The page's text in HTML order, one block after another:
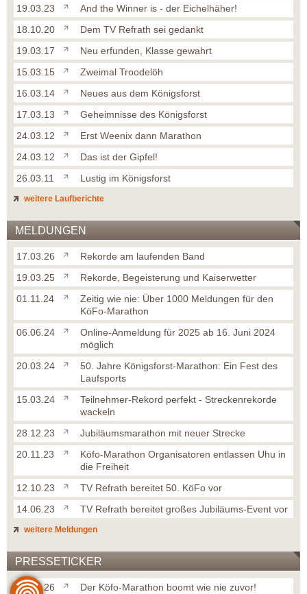
19.03.23
And the Winner is - der Eichelhäher!
18.10.20
Dem TV Refrath sei gedankt
19.03.17
Neu erfunden, Klasse gewahrt
15.03.15
Zweimal Troodelöh
16.03.14
Neues aus dem Königsforst
17.03.13
Geheimnisse des Königsforst
24.03.12
Erst Weenix dann Marathon
24.03.12
Das ist der Gipfel!
26.03.11
Lustig im Königsforst
weitere Laufberichte
MELDUNGEN
17.03.26
Rekorde am laufenden Band
19.03.25
Rekorde, Begeisterung und Kaiserwetter
01.11.24
Zeitig wie nie: Über 1000 Meldungen für den
KöFo-Marathon
06.06.24
Online-Anmeldung für 2025 ab 16. Juni 2024
möglich
20.03.24
50. Jahre Königsforst-Marathon: Ein Fest des
Laufsports
15.03.24
Teilnehmer-Rekord perfekt - Streckenrekorde
wackeln
28.12.23
Jubiläumsmarathon mit neuer Strecke
20.11.23
Köfo-Marathon Organisatoren entlassen Uhu in
die Freiheit
12.10.23
TV Refrath bereitet 50. KöFo vor
14.06.23
TV Refrath bereitet großes Jubiläums-Event vor
weitere Meldungen
PRESSETICKER
14.02.26 Der Köfo-Marathon boomt wie nie zuvor!